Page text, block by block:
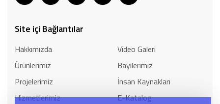
Site içi Bağlantılar
Hakkımızda
Ürünlerimiz
Projelerimiz
Hizmetlerimiz
Video Galeri
Bayilerimiz
İnsan Kaynakları
E-Katalog